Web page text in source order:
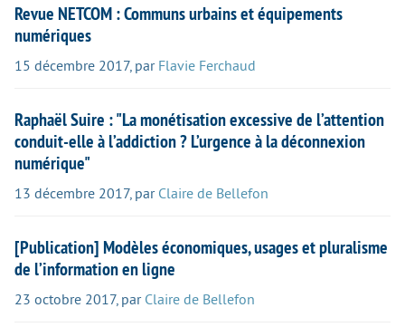
Revue NETCOM : Communs urbains et équipements
numériques
15 décembre 2017, par Flavie Ferchaud
Raphaël Suire : "La monétisation excessive de l’attention
conduit-elle à l’addiction ? L’urgence à la déconnexion
numérique"
13 décembre 2017, par Claire de Bellefon
[Publication] Modèles économiques, usages et pluralisme
de l’information en ligne
23 octobre 2017, par Claire de Bellefon